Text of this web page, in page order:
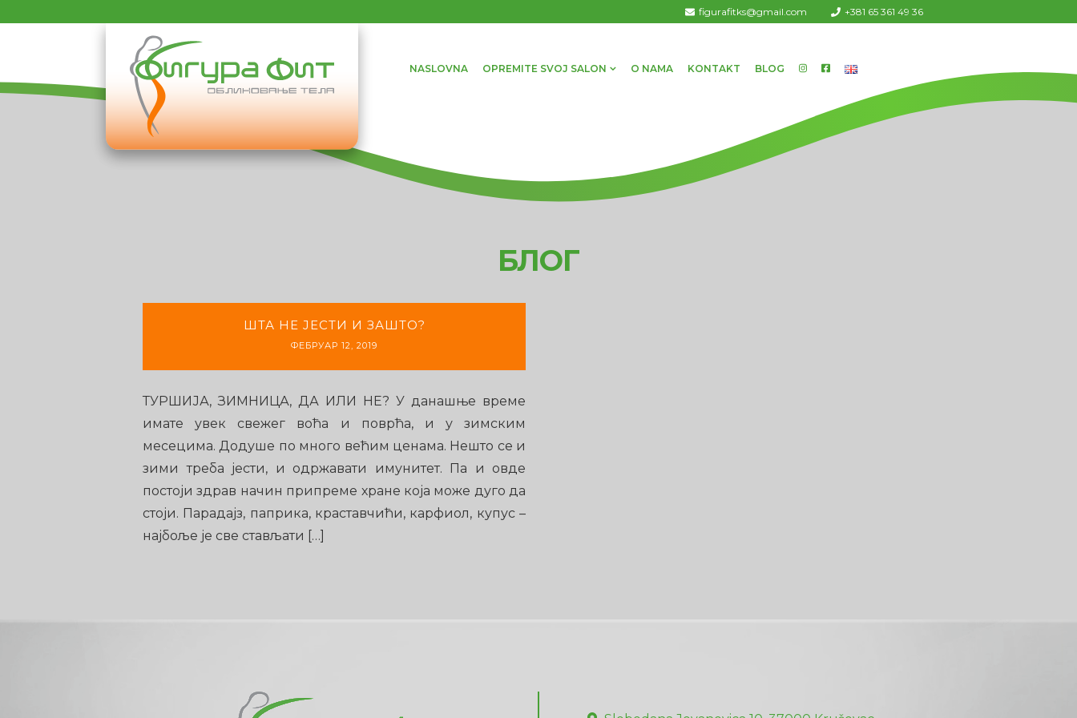
+381 65 361 49 36
figurafitks@gmail.com
NASLOVNA OPREMITE SVOJ SALON O NAMA KONTAKT BLOG
БЛОГ
ШТА НЕ ЈЕСТИ И ЗАШТО?
ФЕБРУАР 12, 2019
ТУРШИЈА, ЗИМНИЦА, ДА ИЛИ НЕ? У данашње време
имате увек свежег воћа и поврћа, и у зимским
месецима. Додуше по много већим ценама. Нешто се и
зими треба јести, и одржавати имунитет. Па и овде
постоји здрав начин припреме хране која може дуго да
стоји. Парадајз, паприка, краставчићи, карфиол, купус –
најбоље је све стављати […]